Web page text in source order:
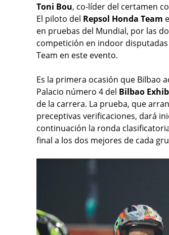
Toni Bou, co-líder del certamen
El piloto del Repsol Honda Team
en pruebas del Mundial, por las
competición en indoor
Team en este evento.
Es la primera ocasión que Bilbao
Palacio número 4 del Bilbao
de la carrera. La prueba, que
preceptivas verificaciones, dará
continuación la ronda
final a los dos mejores de cada